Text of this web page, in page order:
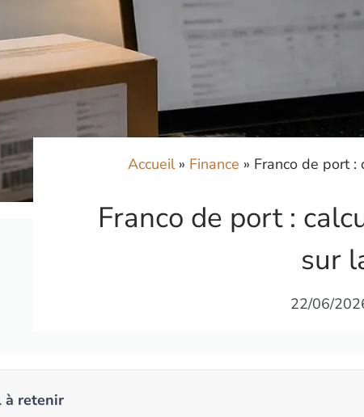
Accueil» Finance » Franco de port
Franco de port :
sur
22/06/
à retenir